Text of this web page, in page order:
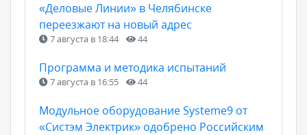
«Деловые Линии» в Челябинске
переезжают на новый адрес
7 августа в 18:44 44
Программа и методика испытаний
7 августа в 16:55 44
Модульное оборудование Systeme9 от
«Систэм Электрик» одобрено Российским